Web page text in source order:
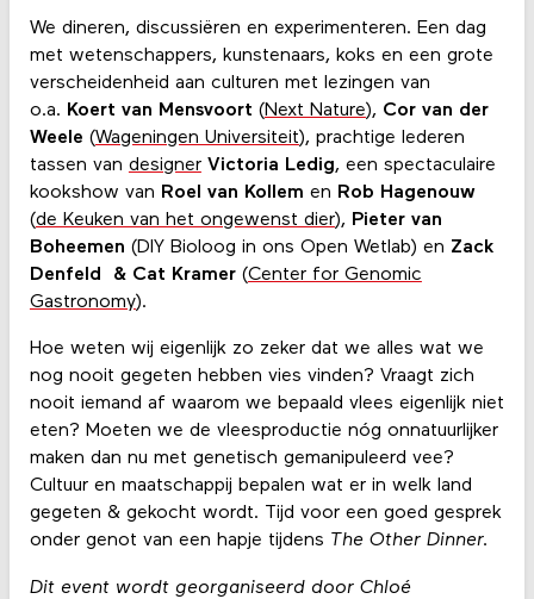
We dineren, discussiëren en experimenteren. Een dag
met wetenschappers, kunstenaars, koks en een grote
verscheidenheid aan culturen met lezingen van
o.a. Koert van Mensvoort (Next Nature), Cor van der
Weele (Wageningen Universiteit), prachtige lederen
tassen van designer Victoria Ledig, een spectaculaire
kookshow van Roel van Kollem en Rob Hagenouw
(de Keuken van het ongewenst dier), Pieter van
Boheemen (DIY Bioloog in ons Open Wetlab) en Zack
Denfeld & Cat Kramer(Center for Genomic
Gastronomy).
Hoe weten wij eigenlijk zo zeker dat we alles wat we
nog nooit gegeten hebben vies vinden? Vraagt zich
nooit iemand af waarom we bepaald vlees eigenlijk niet
eten? Moeten we de vleesproductie nóg onnatuurlijker
maken dan nu met genetisch gemanipuleerd vee?
Cultuur en maatschappij bepalen wat er in welk land
gegeten & gekocht wordt. Tijd voor een goed gesprek
onder genot van een hapje tijdens The Other Dinner.
Dit event wordt georganiseerd door Chloé